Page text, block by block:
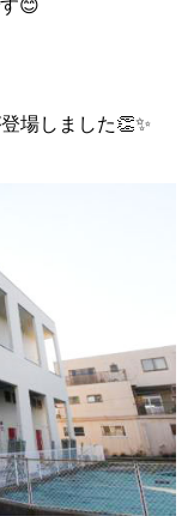
😊
場しました👏✨